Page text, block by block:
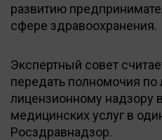
развитию
сфере здравоохранения.
Экспертный совет
передать полномочия
лицензионному надзору
медицинских услуг в
Росздравнадзор.